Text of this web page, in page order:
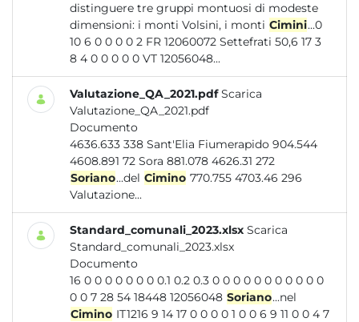
distinguere tre gruppi montuosi di modeste
dimensioni: i monti Volsini, i monti Cimini...0
10 6 0 0 0 0 2 FR 12060072 Settefrati 50,6 17 3
8 4 0 0 0 0 0 VT 12056048...
Valutazione_QA_2021.pdf Scarica
Valutazione_QA_2021.pdf
Documento
4636.633 338 Sant'Elia Fiumerapido 904.544
4608.891 72 Sora 881.078 4626.31 272
Soriano...del Cimino 770.755 4703.46 296
Valutazione...
Standard_comunali_2023.xlsx Scarica
Standard_comunali_2023.xlsx
Documento
16 0 0 0 0 0 0 0 0.1 0.2 0.3 0 0 0 0 0 0 0 0 0 0 0
0 0 7 28 54 18448 12056048 Soriano...nel
Cimino IT1216 9 14 17 0 0 0 0 1 0 0 6 9 11 0 0 4 7